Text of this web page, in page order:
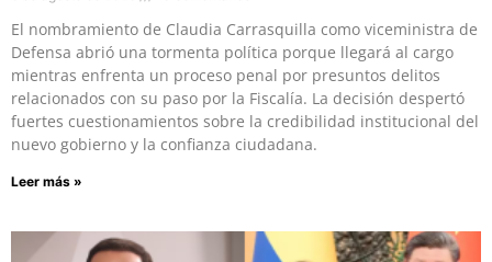
El nombramiento de Claudia Carrasquilla como viceministra de
Defensa abrió una tormenta política porque llegará al cargo
mientras enfrenta un proceso penal por presuntos delitos
relacionados con su paso por la Fiscalía. La decisión despertó
fuertes cuestionamientos sobre la credibilidad institucional del
nuevo gobierno y la confianza ciudadana.
Leer más »